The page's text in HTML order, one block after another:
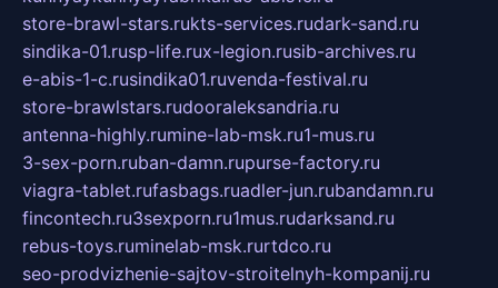
store-brawl-stars.rukts-services.rudark-sand.ru
sindika-01.rusp-life.rux-legion.rusib-archives.ru
e-abis-1-c.rusindika01.ruvenda-festival.ru
store-brawlstars.rudooraleksandria.ru
antenna-highly.rumine-lab-msk.ru1-mus.ru
3-sex-porn.ruban-damn.rupurse-factory.ru
viagra-tablet.rufasbags.ruadler-jun.rubandamn.ru
fincontech.ru3sexporn.ru1mus.rudarksand.ru
rebus-toys.ruminelab-msk.rurtdco.ru
seo-prodvizhenie-sajtov-stroitelnyh-kompanij.ru